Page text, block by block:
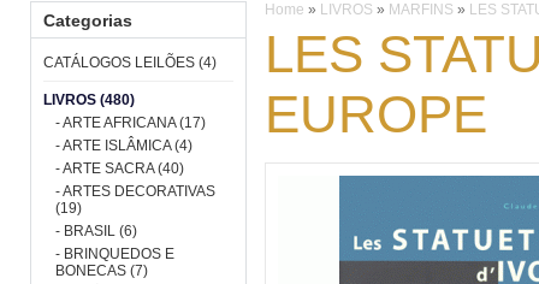
Categorias
CATÁLOGOS LEILÕES (4)
LIVROS (480)
- ARTE AFRICANA (17)
- ARTE ISLÂMICA (4)
- ARTE SACRA (40)
- ARTES DECORATIVAS
(19)
- BRASIL (6)
- BRINQUEDOS E
BONECAS (7)
Home » LIVROS » MARFINS » LES
LES
EUROPE